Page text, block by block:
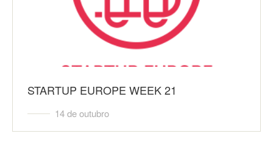
STARTUP EUROPE WEEK 21
14 de outubro